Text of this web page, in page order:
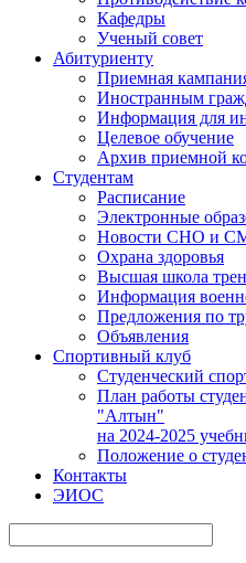
Кафедры
Ученый совет
Абитуриенту
Приемная
Иностранным
Информация для
Целевое обучение
Архив приемной
Студентам
Расписание
Электронные
Новости СНО и
Охрана здоровья
Высшая школа
Информация
Предложения по
Объявления
Спортивный клуб
Студенческий
План работы
"Алтын"
на 2024-2025
Положение о
Контакты
ЭИОС